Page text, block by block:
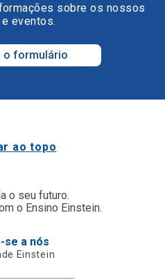
sobre os nossos
eventos.
o formulário
ao topo
o seu futuro.
o Ensino Einstein.
se a nós
Einstein